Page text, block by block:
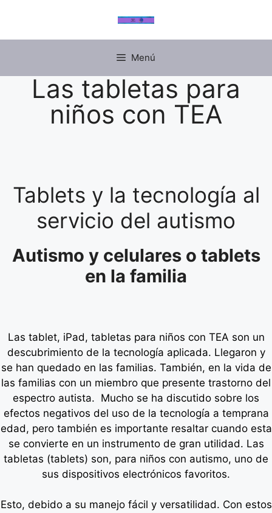
Menú
Las tabletas para
niños con TEA
Tablets y la tecnología al
servicio del autismo
Autismo y celulares o tablets
en la familia
Las tablet, iPad, tabletas para niños con TEA son un
descubrimiento de la tecnología aplicada. Llegaron y
se han quedado en las familias. También, en la vida de
las familias con un miembro que presente trastorno del
espectro autista. Mucho se ha discutido sobre los
efectos negativos del uso de la tecnología a temprana
edad, pero también es importante resaltar cuando esta
se convierte en un instrumento de gran utilidad. Las
tabletas (tablets) son, para niños con autismo, uno de
sus dispositivos electrónicos favoritos.
Esto, debido a su manejo fácil y versatilidad. Con estos